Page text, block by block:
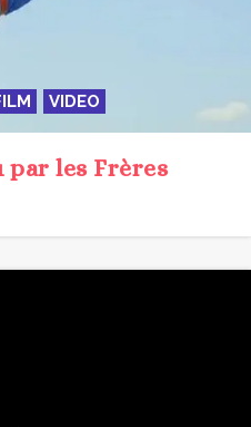
VIDEO
par les Frères